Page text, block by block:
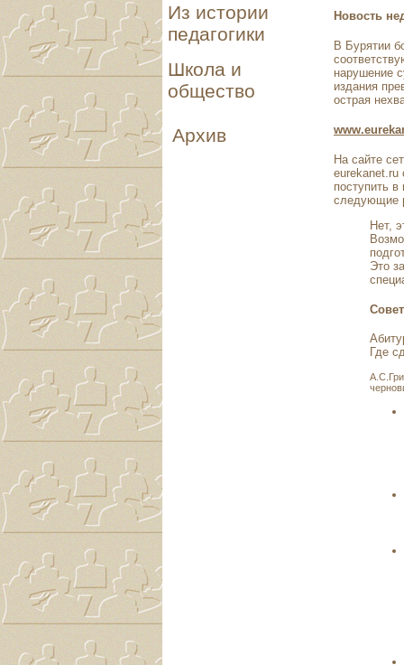
Из истории
педагогики
Школа и
общество
Архив
Новость
В Бурятии
нарушение
издания
острая
На сайте
eurekanet.ru
поступить в
следующие
Нет,
Это
Где